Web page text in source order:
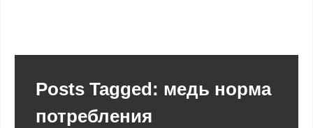
Posts Tagged: медь норма
потребления